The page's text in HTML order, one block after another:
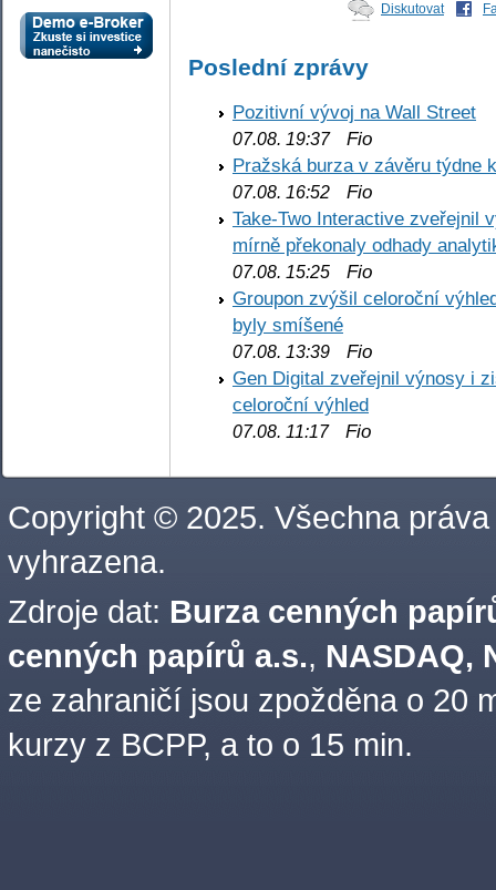
Diskutovat
Poslední zprávy
Pozitivní vývoj na Wall Street
07.08. 19:37Fio
Pražská burza v závěru týdne
07.08. 16:52 Fio
Take-Two Interactive zveřejnil
mírně překonaly odhady
07.08. 15:25 Fio
Groupon zvýšil celoroční
byly smíšené
07.08. 13:39 Fio
Gen Digital zveřejnil výnosy i
celoroční výhled
07.08. 11:17Fio
Copyright © 2025. Všechna práva
vyhrazena.
Zdroje dat: Burza cenných
cenných papírů a.s., NASDAQ,
ze zahraničí jsou zpožděna o 20
kurzy z BCPP, a to o 15 min.